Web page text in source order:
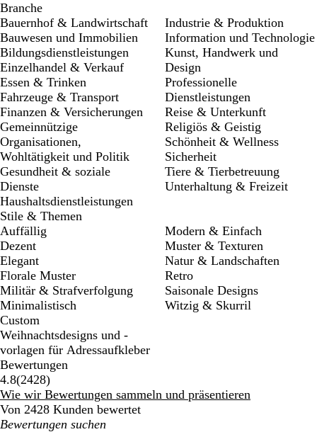
Branche
Bauernhof & Landwirtschaft
Bauwesen und Immobilien
Bildungsdienstleistungen
Einzelhandel & Verkauf
Essen & Trinken
Fahrzeuge & Transport
Finanzen & Versicherungen
Gemeinnützige
Organisationen,
Wohltätigkeit und Politik
Gesundheit & soziale
Dienste
Haushaltsdienstleistungen
Industrie & Produktion
Information und Technologie
Kunst, Handwerk und
Design
Professionelle
Dienstleistungen
Reise & Unterkunft
Religiös & Geistig
Schönheit & Wellness
Sicherheit
Tiere & Tierbetreuung
Unterhaltung & Freizeit
Stile & Themen
Auffällig
Dezent
Elegant
Florale Muster
Militär & Strafverfolgung
Minimalistisch
Modern & Einfach
Muster & Texturen
Natur & Landschaften
Retro
Saisonale Designs
Witzig & Skurril
Custom
Weihnachtsdesigns und -
vorlagen für Adressaufkleber
Bewertungen
4.8(24282428
Bewertungen
)
Wie wir Bewertungen sammeln und präsentieren
Von 2428 Kunden bewertet
Meine